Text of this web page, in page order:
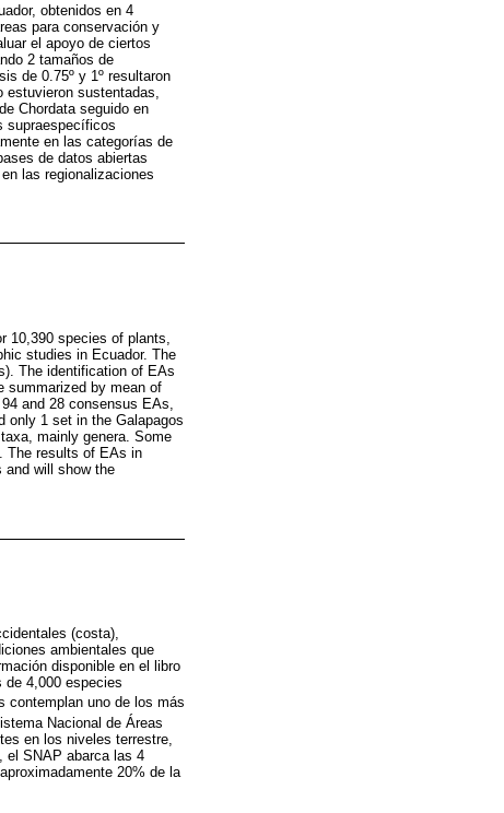
obtenidos en 4
para conservación y
el apoyo de ciertos
2 tamaños de
de 0.75º y 1º resultaron
sustentadas,
Chordata seguido en
supraespecíficos
en las categorías de
de datos abiertas
las regionalizaciones
10,390 species of plants,
studies in Ecuador. The
The identification of EAs
summarized by mean of
and 28 consensus EAs,
only 1 set in the Galapagos
mainly genera. Some
The results of EAs in
and will show the
(costa),
ambientales que
disponible en el libro
de 4,000 especies
contemplan uno de los más
Nacional de Áreas
en los niveles terrestre,
el SNAP abarca las 4
20% de la